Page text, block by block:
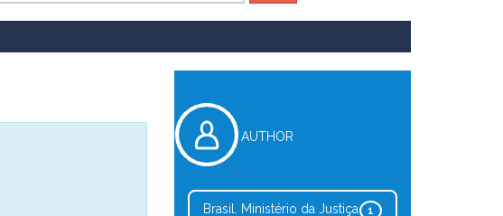
AUTHOR
1
Brasil. Ministério da Justiça